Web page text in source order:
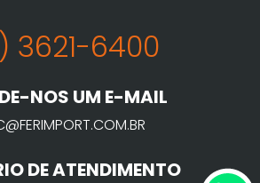
3621-6400
NOS UM E-MAIL
DE ATENDIMENTO